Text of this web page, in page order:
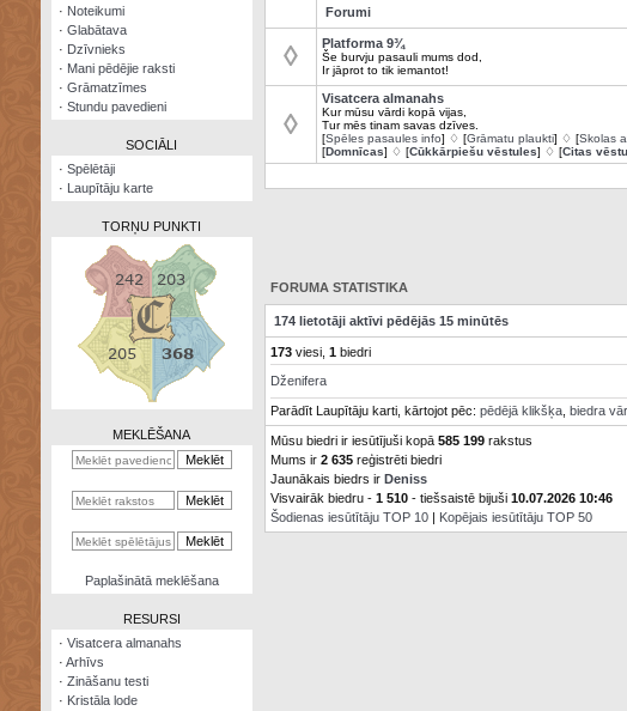
Visatcera
almanahs
kalkulators
· Noteikumi
· Glabātava
· Dzīvnieks
· Mani pēdējie raksti
· Grāmatzīmes
· Stundu pavedieni
SOCIĀLI
· Spēlētāji
· Laupītāju karte
TORŅU PUNKTI
MEKLĒŠANA
Paplašinātā meklēšana
RESURSI
· Visatcera almanahs
· Arhīvs
· Zināšanu testi
· Kristāla lode
Forumi
◊ Platforma 9¾
Še burvju pasauli mums dod,
Ir jāprot to tik iemantot!
◊
Visatcera almanahs
Kur mūsu vārdi kopā vijas,
Tur mēs tinam savas dzīves.
[Spēles pasaules info] ♢ [Grāmatu plaukti] ♢ [Skolas
[Domnīcas] ♢ [Cūkkārpiešu vēstules] ♢ [Citas
FORUMA STATISTIKA
174 lietotāji aktīvi pēdējās 15 minūtēs
173viesi, 1biedri
Dženifera
Parādīt Laupītāju karti, kārtojot pēc: pēdējā klikšķa, biedra
Mūsu biedri ir iesūtījuši kopā 585 199rakstus
Mums ir 2 635reģistrēti biedri
Jaunākais biedrs ir Deniss
Visvairāk biedru - 1 510- tiešsaistē bijuši 10.07.2026 10:46
Šodienas iesūtītāju TOP 10| Kopējais iesūtītāju TOP 50